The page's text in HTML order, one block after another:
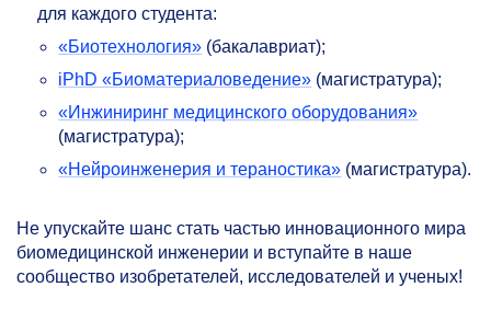
для каждого студента:
«Биотехнология» (бакалавриат);
iPhD «Биоматериаловедение» (магистратура);
«Инжиниринг медицинского оборудования»
(магистратура);
«Нейроинженерия и тераностика» (магистратура).
Не упускайте шанс стать частью инновационного мира
биомедицинской инженерии и вступайте в наше
сообщество изобретателей, исследователей и ученых!